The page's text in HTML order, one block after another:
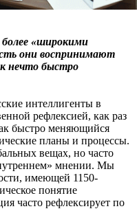
«широкими
они воспринимают
нечто быстро
интеллигенты в
рефлексией, как раз
быстро меняющийся
планы и процессы.
вещах, но часто
мнении. Мы
имеющей 1150-
понятие
часто рефлексирует по